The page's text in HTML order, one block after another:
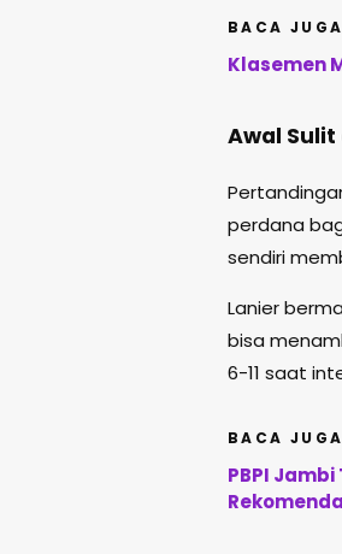
BACA
Klasemen
Awal
perdana
sendiri
Lanier
bisa
6-11 saat
BACA
PBPI